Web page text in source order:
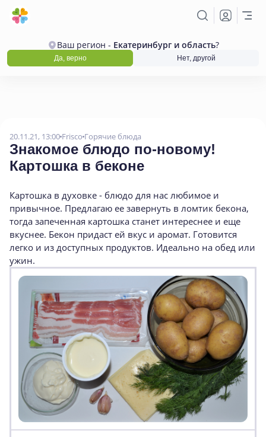
Ваш регион - Екатеринбург и область?
Да, верно Нет, другой
20.11.21, 13:00 Frisco Горячие блюда
Знакомое блюдо по-новому!
Картошка в беконе
Картошка в духовке - блюдо для нас любимое и
привычное. Предлагаю ее завернуть в ломтик бекона,
тогда запеченная картошка станет интереснее и еще
вкуснее. Бекон придаст ей вкус и аромат. Готовится
легко и из доступных продуктов. Идеально на обед или
ужин.